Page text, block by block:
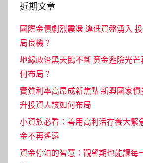
近期文章
國際金價劇烈震盪 逢低買盤湧入
局良機？
地緣政治黑天鵝不斷 黃金避險光芒
何布局？
實質利率高昂成新焦點 新興國家
升投資人該如何布局
小資族必看：善用高利活存養大緊
金不再遙遠
資金停泊的智慧：觀望期也能讓每